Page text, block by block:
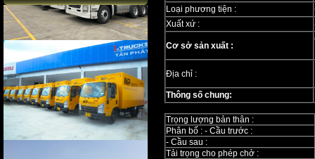
Loại phương tiện :
Xuất xứ :
Cơ sở sản xuất :
Địa chỉ :
Thông số chung:
Trọng lượng bản thân :
Phân bố : - Cầu trước :
- Cầu sau :
Tải trọng cho phép chở :